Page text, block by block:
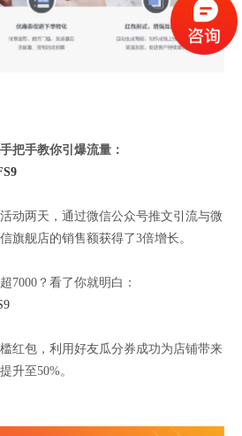
把手教你引爆流量：
动两天，通过微信公众号推文引流与微
旗舰店的销售额获得了3倍增长。
7000？看了你就明白：
红包，利用好友瓜分券成功为店铺带来
升至50%。